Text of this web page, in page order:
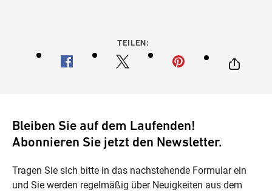
TEILEN:
Bleiben Sie auf dem Laufenden!
Abonnieren Sie jetzt den Newsletter.
Tragen Sie sich bitte in das nachstehende Formular ein
und Sie werden regelmäßig über Neuigkeiten aus dem